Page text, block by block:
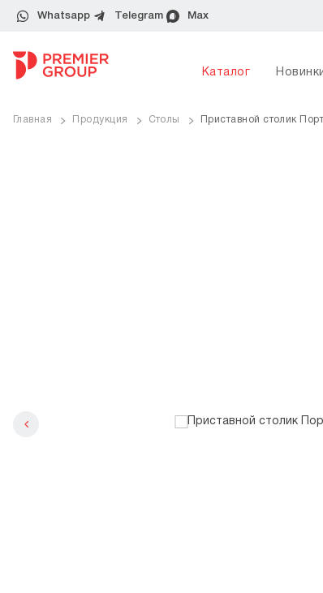
Whatsapp Telegram Max
Каталог
Главная Продукция Столы Приставной столик